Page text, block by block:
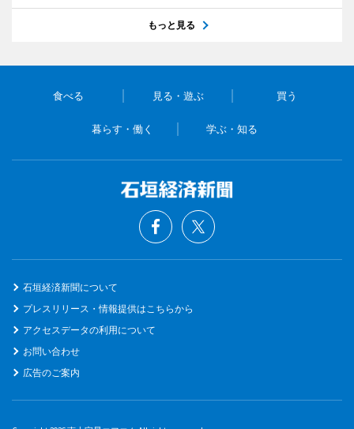
もっと見る
食べる 見る・遊ぶ 買う
暮らす・働く 学ぶ・知る
石垣経済新聞について
プレスリリース・情報提供はこちらから
アクセスデータの利用について
お問い合わせ
広告のご案内